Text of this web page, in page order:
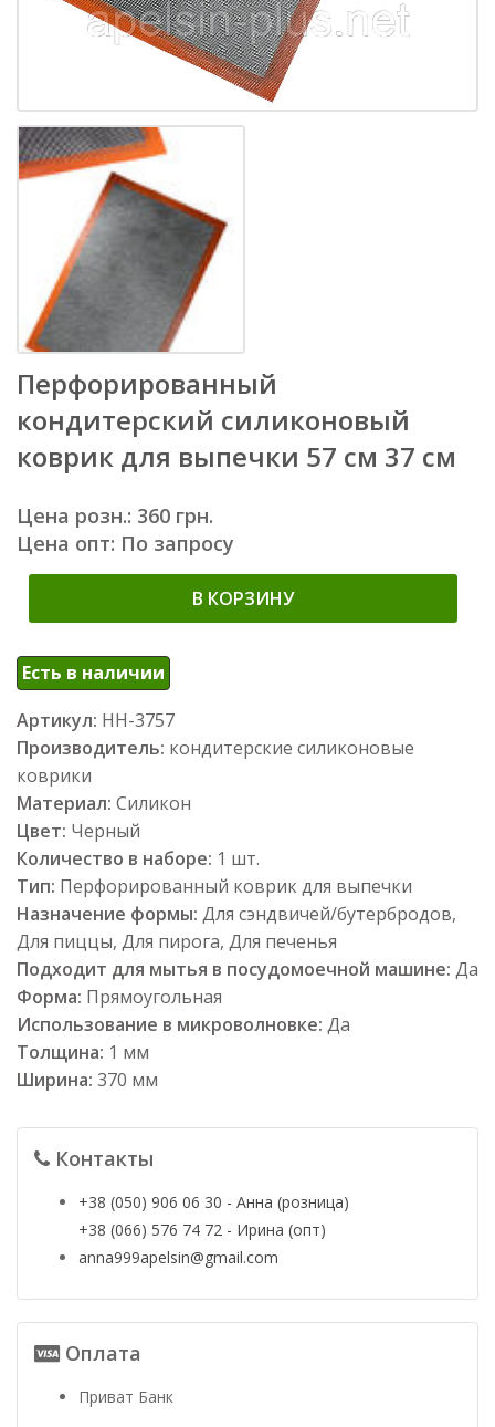
Перфорированный
кондитерский силиконовый
коврик для выпечки 57 см 37 см
Цена розн.: 360 грн.
Цена опт: По запросу
В КОРЗИНУ
Есть в наличии
Артикул: НН-3757
Производитель: кондитерские силиконовые
коврики
Материал: Силикон
Цвет: Черный
Количество в наборе: 1 шт.
Тип: Перфорированный коврик для выпечки
Назначение формы: Для сэндвичей/бутербродов,
Для пиццы, Для пирога, Для печенья
Подходит для мытья в посудомоечной машине: Да
Форма: Прямоугольная
Использование в микроволновке: Да
Толщина: 1 мм
Ширина: 370 мм
Контакты
+38 (050) 906 06 30 - Анна (розница)
+38 (066) 576 74 72 - Ирина (опт)
anna999apelsin@gmail.com
Оплата
Приват Банк